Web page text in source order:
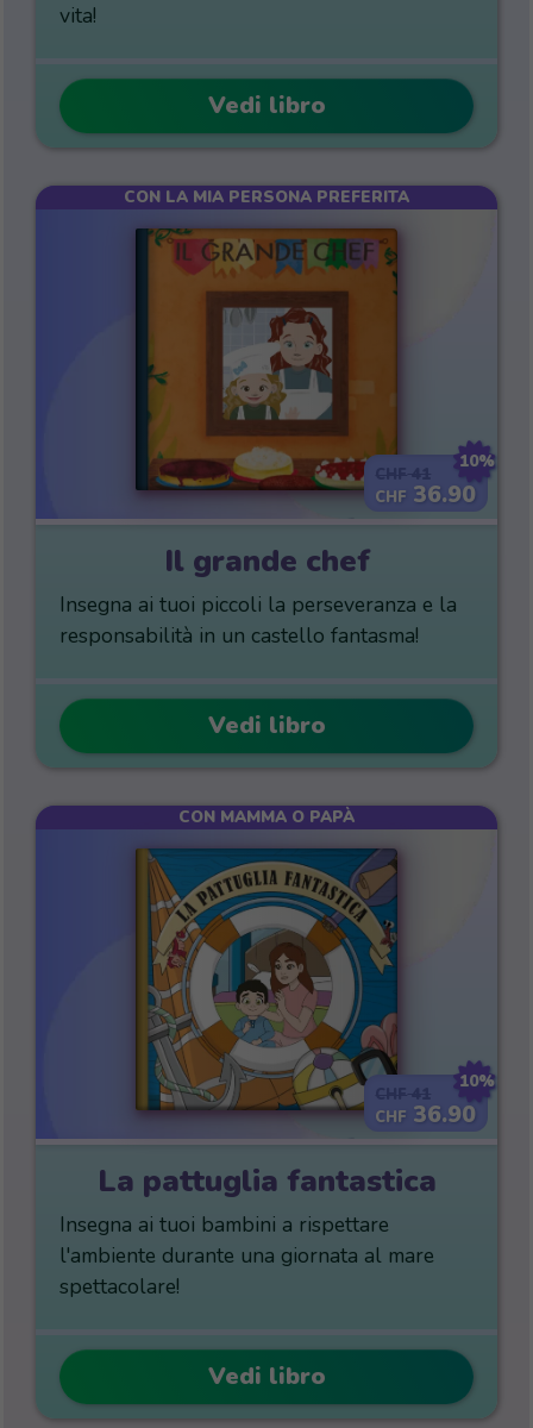
vita!
Vedi libro
10%
CHF 36.90
CON LA MIA PERSONA PREFERITA
Il grande chef
Insegna ai tuoi piccoli la perseveranza e la
responsabilità in un castello fantasma!
Vedi libro
10%
CHF 36.90
CON MAMMA O PAPÀ
La pattuglia fantastica
Insegna ai tuoi bambini a rispettare
l'ambiente durante una giornata al mare
spettacolare!
Vedi libro